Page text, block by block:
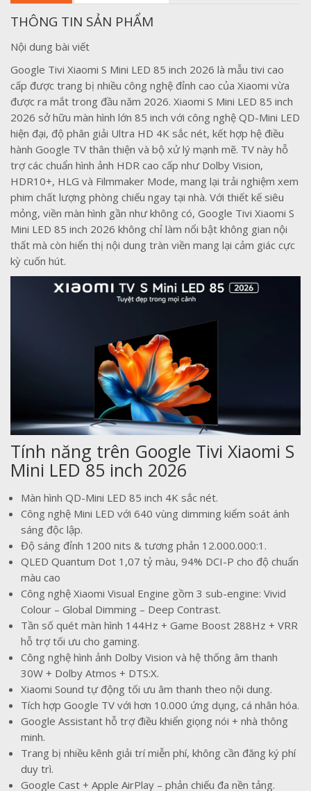
THÔNG TIN SẢN PHẨM
Nội dung bài viết
Google Tivi Xiaomi S Mini LED 85 inch 2026 là mẫu tivi cao
cấp được trang bị nhiều công nghệ đỉnh cao của Xiaomi vừa
được ra mắt trong đầu năm 2026. Xiaomi S Mini LED 85 inch
2026 sở hữu màn hình lớn 85 inch với công nghệ QD-Mini LED
hiện đại, độ phân giải Ultra HD 4K sắc nét, kết hợp hệ điều
hành Google TV thân thiện và bộ xử lý mạnh mẽ. TV này hỗ
trợ các chuẩn hình ảnh HDR cao cấp như Dolby Vision,
HDR10+, HLG và Filmmaker Mode, mang lại trải nghiệm xem
phim chất lượng phòng chiếu ngay tại nhà. Với thiết kế siêu
mỏng, viền màn hình gần như không có, Google Tivi Xiaomi S
Mini LED 85 inch 2026 không chỉ làm nổi bật không gian nội
thất mà còn hiển thị nội dung tràn viền mang lại cảm giác cực
kỳ cuốn hút.
Tính năng trên Google Tivi Xiaomi S
Mini LED 85 inch 2026
Màn hình QD-Mini LED 85 inch 4K sắc nét.
Công nghệ Mini LED với 640 vùng dimming kiểm soát ánh
sáng độc lập.
Độ sáng đỉnh 1200 nits & tương phản 12.000.000:1.
QLED Quantum Dot 1,07 tỷ màu, 94% DCI-P cho độ chuẩn
màu cao
Công nghệ Xiaomi Visual Engine gồm 3 sub-engine: Vivid
Colour – Global Dimming – Deep Contrast.
Tần số quét màn hình 144Hz + Game Boost 288Hz + VRR
hỗ trợ tối ưu cho gaming.
Công nghệ hình ảnh Dolby Vision và hệ thống âm thanh
30W + Dolby Atmos + DTS:X.
Xiaomi Sound tự động tối ưu âm thanh theo nội dung.
Tích hợp Google TV với hơn 10.000 ứng dụng, cá nhân hóa.
Google Assistant hỗ trợ điều khiển giọng nói + nhà thông
minh.
Trang bị nhiều kênh giải trí miễn phí, không cần đăng ký phí
duy trì.
Google Cast + Apple AirPlay – phản chiếu đa nền tảng.